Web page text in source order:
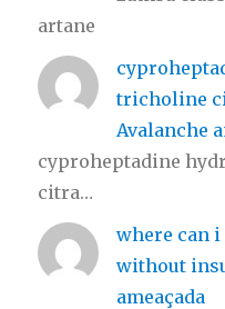
artane
tricholine
Avalanche
cyproheptadine
citra…
where can
without
ameaçada